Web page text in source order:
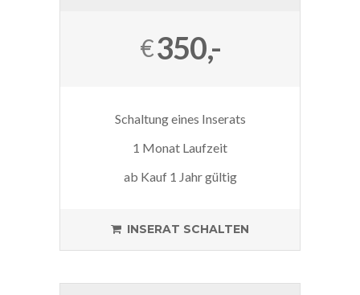
€350,-
Schaltung eines Inserats
1 Monat Laufzeit
ab Kauf 1 Jahr gültig
INSERAT SCHALTEN